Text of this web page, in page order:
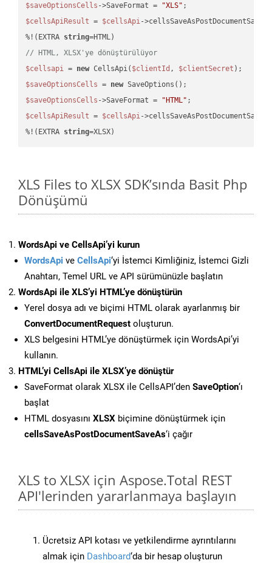
$saveOptionsCells ->SaveFormat = "XLS"
$cellsApiResult = $cellsApi-
%!(EXTRA string
// HTML, XLSX'ye dönüştürülüyor
$cellsapi = new CellsApi( $clientId , $clientSecret
$saveOptionsCells = new
$saveOptionsCells ->SaveFormat = "HTML"
$cellsApiResult = $cellsApi-
%!(EXTRA string=XLSX)
XLS Files to XLSX SDK’sında Basit Php
Dönüşümü
WordsApi ve CellsApi’yi kurun
WordsApi ve CellsApi‘yi İstemci Kimliğiniz, İstemci Gizli
Anahtarı, Temel URL ve API sürümünüzle başlatın
WordsApi ile XLS’yi HTML’ye dönüştürün
Yerel dosya adı ve biçimi HTML olarak ayarlanmış bir
ConvertDocumentRequest oluşturun.
XLS belgesini HTML’ye dönüştürmek için WordsApi’yi
kullanın.
HTML’yi CellsApi ile XLSX’ye dönüştür
SaveFormat olarak XLSX ile CellsAPI’den SaveOption‘ı
başlat
HTML dosyasını XLSX biçimine dönüştürmek için
cellsSaveAsPostDocumentSaveAs‘i çağır
XLS to XLSX için Aspose.Total REST
API'lerinden yararlanmaya başlayın
Ücretsiz API kotası ve yetkilendirme ayrıntılarını
almak için Dashboard‘da bir hesap oluşturun